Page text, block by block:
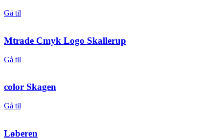
Gå til
Mtrade Cmyk Logo Skallerup
Gå til
color Skagen
Gå til
Løberen